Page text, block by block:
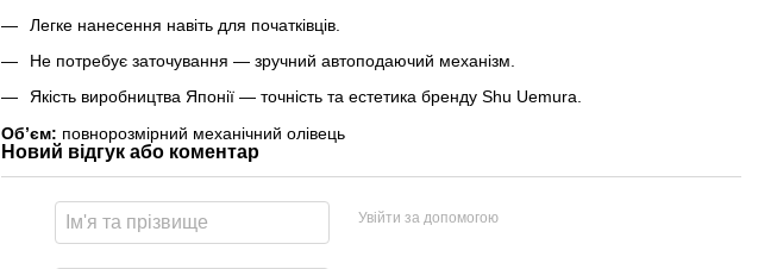
Легке нанесення навіть для початківців.
Не потребує заточування — зручний автоподаючий механізм.
Якість виробництва Японії — точність та естетика бренду Shu Uemura.
Обʼєм: повнорозмірний механічний олівець
Новий відгук або коментар
Увійти за допомогою